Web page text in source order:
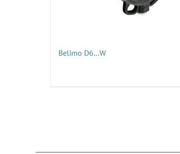
Belimo D6…W